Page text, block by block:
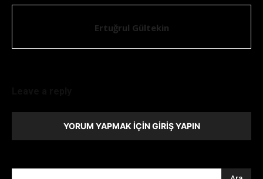
Ertuğrul Gültekin
YORUM YAPMAK İÇIN GIRIŞ YAPIN